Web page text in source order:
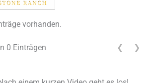
vorhanden.
0 Einträgen ❮ ❯